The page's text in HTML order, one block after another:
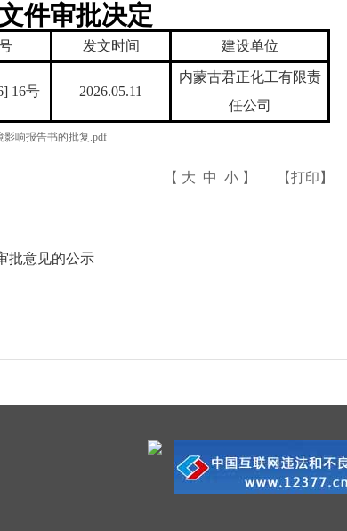
件审批决定
发文时间 建设单位
] 16号 2026.05.11
内蒙古君正化工有限责
任公司
影响报告书的批复.pdf
【 大 中 小 】 【打印 】
批意见的公示